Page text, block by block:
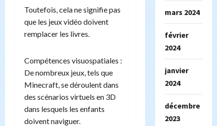
Toutefois, cela ne signifie pas
que les jeux vidéo doivent
remplacer les livres.
Compétences visuospatiales :
De nombreux jeux, tels que
Minecraft, se déroulent dans
des scénarios virtuels en 3D
dans lesquels les enfants
doivent naviguer.
mars 2024
février
2024
janvier
2024
décembre
2023